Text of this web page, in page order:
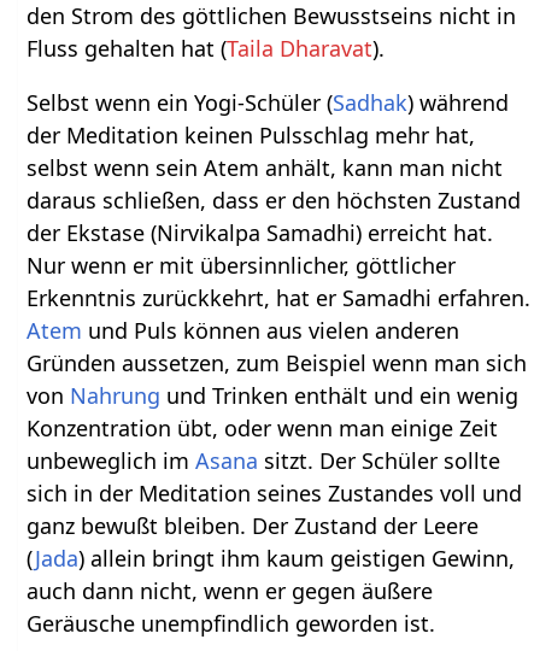
den Strom des göttlichen Bewusstseins nicht in
Fluss gehalten hat (Taila Dharavat).
Selbst wenn ein Yogi-Schüler (Sadhak) während
der Meditation keinen Pulsschlag mehr hat,
selbst wenn sein Atem anhält, kann man nicht
daraus schließen, dass er den höchsten Zustand
der Ekstase (Nirvikalpa Samadhi) erreicht hat.
Nur wenn er mit übersinnlicher, göttlicher
Erkenntnis zurückkehrt, hat er Samadhi erfahren.
Atem und Puls können aus vielen anderen
Gründen aussetzen, zum Beispiel wenn man sich
von Nahrung und Trinken enthält und ein wenig
Konzentration übt, oder wenn man einige Zeit
unbeweglich imAsana sitzt. Der Schüler sollte
sich in der Meditation seines Zustandes voll und
ganz bewußt bleiben. Der Zustand der Leere
(Jada) allein bringt ihm kaum geistigen Gewinn,
auch dann nicht, wenn er gegen äußere
Geräusche unempfindlich geworden ist.